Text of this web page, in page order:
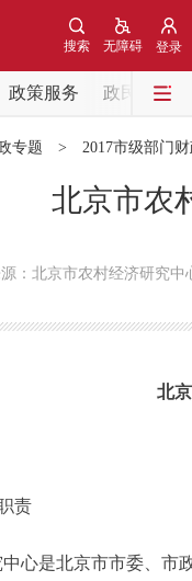
登录
无障碍
搜索
政策服务
政民互动
专题 > 2017市级部门
北京市农
：北京市农村经济研究中
北
责
是北京市市委、市政